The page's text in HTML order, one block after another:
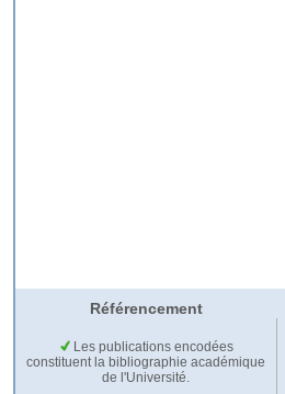
Référencement
Les publications encodées
constituent la bibliographie académique
de l'Université.